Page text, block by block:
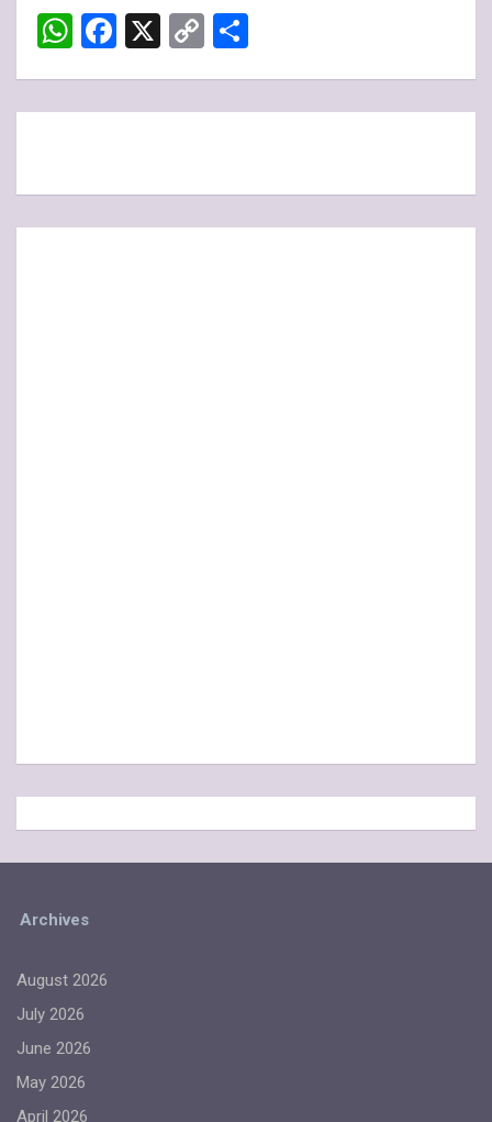
A
p
p
o
o
k
n
k
W
at
p
p
F
ce
o
k
X
C
py
k
ar
Archives
August 2026
July 2026
June 2026
May 2026
April 2026